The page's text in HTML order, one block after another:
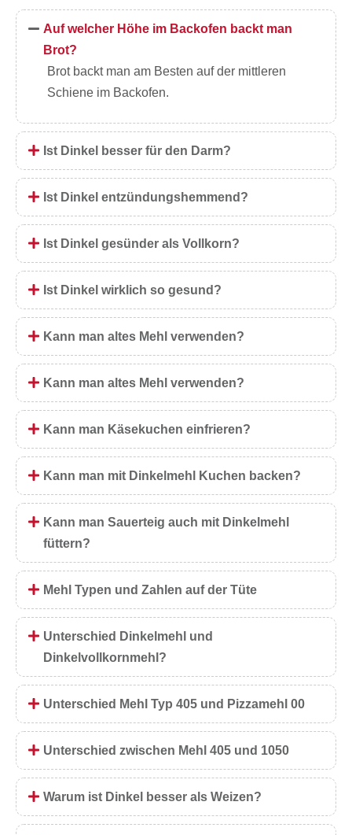
Auf welcher Höhe im Backofen backt man
Brot?
Brot backt man am Besten auf der mittleren
Schiene im Backofen.
Ist Dinkel besser für den Darm?
Ist Dinkel entzündungshemmend?
Ist Dinkel gesünder als Vollkorn?
Ist Dinkel wirklich so gesund?
Kann man altes Mehl verwenden?
Kann man altes Mehl verwenden?
Kann man Käsekuchen einfrieren?
Kann man mit Dinkelmehl Kuchen backen?
Kann man Sauerteig auch mit Dinkelmehl
füttern?
Mehl Typen und Zahlen auf der Tüte
Unterschied Dinkelmehl und
Dinkelvollkornmehl?
Unterschied Mehl Typ 405 und Pizzamehl 00
Unterschied zwischen Mehl 405 und 1050
Warum ist Dinkel besser als Weizen?